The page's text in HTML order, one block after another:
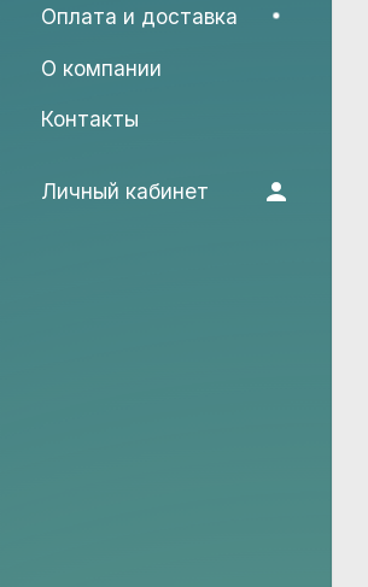
Оплата и доставка
О компании
Контакты
Личный кабинет